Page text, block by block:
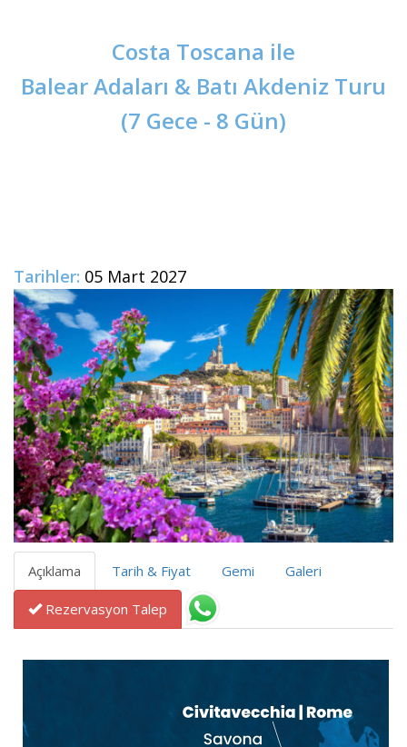
Costa Toscana ile
Balear Adaları & Batı Akdeniz Turu
(7 Gece - 8 Gün)
Tarihler: 05 Mart 2027
Açıklama Tarih & Fiyat Gemi Galeri
Rezervasyon Talep